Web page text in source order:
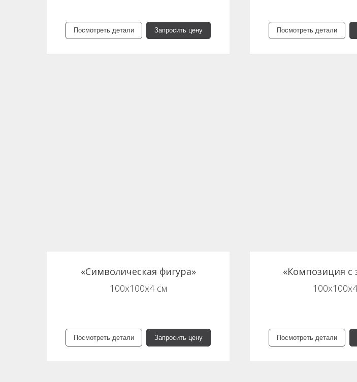
Посмотреть детали Запросить цену Посмотреть детали
«Символическая фигура»
100х100х4 см
Посмотреть детали Запросить цену
«Композиция с
Посмотреть детали